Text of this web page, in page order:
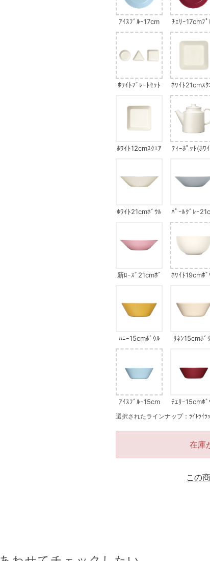
ｱｲｽﾌﾞﾙｰ17cm
ﾌﾟﾚｰﾄ
ﾁｪﾘｰ17cmﾌﾟ
ﾄ
ﾎﾜｲﾄﾌﾟﾚｰﾄｾｯﾄ ﾎﾜｲﾄ21cmｽｸ
ﾎﾜｲﾄ12cmｽｸｴｱ ﾃｨｰﾎﾟｯﾄ(ﾎﾜ
ﾎﾜｲﾄ21cmﾎﾞｳﾙ
ﾊﾟｰﾙｸﾞﾚｰ
ﾎﾞｳﾙ
新ﾛｰｽﾞ21cmﾎﾞ
ﾎﾜｲﾄ19cmﾎﾞ
ﾊﾆｰ15cmﾎﾞｳﾙ ﾘﾈﾝ15cmﾎﾞ
ｱｲｽﾌﾞﾙｰ15cm
ﾁｪﾘｰ15cmﾎﾞ
選択されたラインナップ：ﾗｲﾄﾗｲﾗ
在庫
この